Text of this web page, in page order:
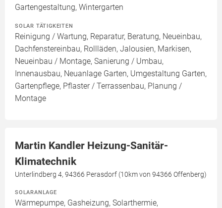
Gartengestaltung, Wintergarten
SOLAR TÄTIGKEITEN
Reinigung / Wartung, Reparatur, Beratung, Neueinbau,
Dachfenstereinbau, Rollläden, Jalousien, Markisen,
Neueinbau / Montage, Sanierung / Umbau,
Innenausbau, Neuanlage Garten, Umgestaltung Garten,
Gartenpflege, Pflaster / Terrassenbau, Planung /
Montage
Martin Kandler Heizung-Sanitär-
Klimatechnik
Unterlindberg 4, 94366 Perasdorf (10km von 94366 Offenberg)
SOLARANLAGE
Wärmepumpe, Gasheizung, Solarthermie,